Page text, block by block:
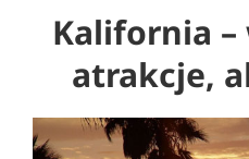
Kalifornia
atrakcje,